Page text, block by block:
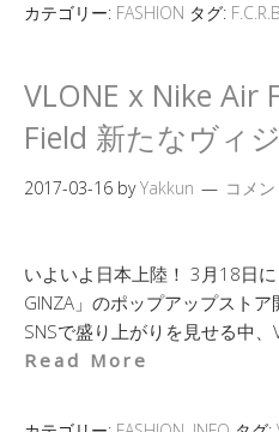
カテゴリー: FASHION タグ:
VLONE x Nike Air
Field 新たなヴィ
2017-03-16 byYakkun コメ
いよいよ日本上陸！ 3月18日に
GINZA」のポップアップスト
SNSで盛り上がりを見せる中、
Read More